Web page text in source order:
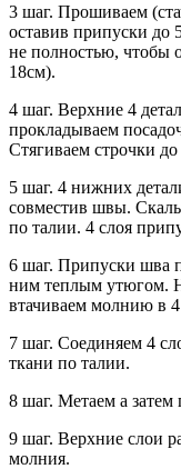
3 шаг. Прошиваем
оставив припуски до
не полностью, чтобы
18см).
4 шаг. Верхние 4
прокладываем
Стягиваем строчки до
5 шаг. 4 нижних
совместив швы.
по талии. 4 слоя
6 шаг. Припуски шва
ним теплым утюгом.
втачиваем молнию в 4
7 шаг. Соединяем 4
ткани по талии.
8 шаг. Метаем а
9 шаг. Верхние слои
молния.